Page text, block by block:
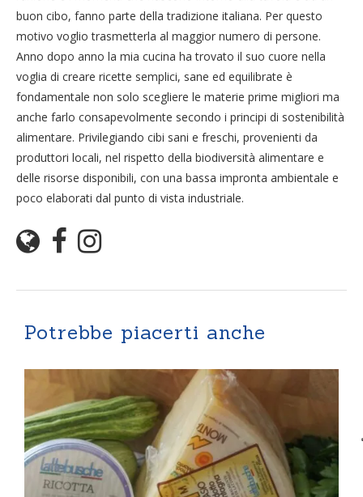
buon cibo, fanno parte della tradizione italiana. Per questo
motivo voglio trasmetterla al maggior numero di persone.
Anno dopo anno la mia cucina ha trovato il suo cuore nella
voglia di creare ricette semplici, sane ed equilibrate è
fondamentale non solo scegliere le materie prime migliori ma
anche farlo consapevolmente secondo i principi di sostenibilità
alimentare. Privilegiando cibi sani e freschi, provenienti da
produttori locali, nel rispetto della biodiversità alimentare e
delle risorse disponibili, con una bassa impronta ambientale e
poco elaborati dal punto di vista industriale.
Potrebbe piacerti anche